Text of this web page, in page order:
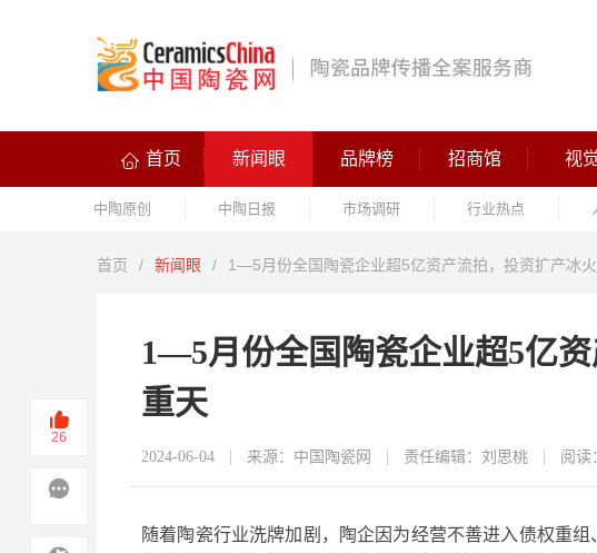
首页 新闻眼 品牌榜 招商馆 视
中陶原创 中陶日报 市场调研 行业热点
首页 / 新闻眼 / 1—5月份全国陶瓷企业超5亿资产流拍，投资扩产冰
1—5月份全国陶瓷企业超5亿
重天
2024-06-04 来源：中国陶瓷网 责任编辑：刘思桃 阅读
随着陶瓷行业洗牌加剧，陶企因为经营不善进入债权重
26